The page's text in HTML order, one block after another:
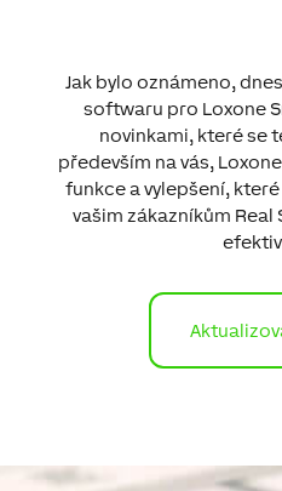
Jak bylo oznámeno,
softwaru pro Loxone
novinkami, které se
především na vás,
funkce a vylepšení,
vašim zákazníkům Real